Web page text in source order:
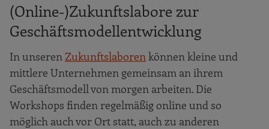
(Online-)Zukunftslabore zur
Geschäftsmodellentwicklung
In unseren Zukunftslaborenkönnen kleine und
mittlere Unternehmen gemeinsam an ihrem
Geschäftsmodell von morgen arbeiten. Die
Workshops finden regelmäßig online und so
möglich auch vor Ort statt, auch zu anderen